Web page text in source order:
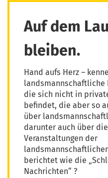
Auf dem
bleiben.
Hand aufs Herz –
landsmannschaftliche
die sich nicht in
befindet, die aber so
über
darunter auch über die
Veranstaltungen der
berichtet wie die
Nachrichten“ ?